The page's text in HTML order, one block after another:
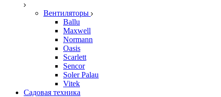
Вентиляторы
Ballu
Maxwell
Normann
Oasis
Scarlett
Sencor
Soler Palau
Vitek
Садовая техника